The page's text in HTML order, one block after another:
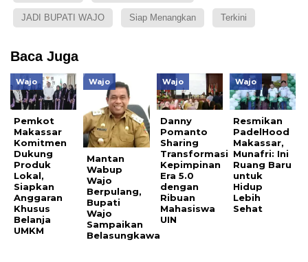
JADI BUPATI WAJO Siap Menangkan Terkini
Baca Juga
Wajo
Pemkot
Makassar
Komitmen
Dukung
Produk
Lokal,
Siapkan
Anggaran
Khusus
Belanja
UMKM
Wajo
Mantan
Wabup
Wajo
Berpulang,
Bupati
Wajo
Sampaikan
Belasungkawa
Wajo
Danny
Pomanto
Sharing
Transformasi
Kepimpinan
Era 5.0
dengan
Ribuan
Mahasiswa
UIN
Wajo
Resmikan
PadelHood
Makassar,
Munafri: Ini
Ruang Baru
untuk
Hidup
Lebih
Sehat